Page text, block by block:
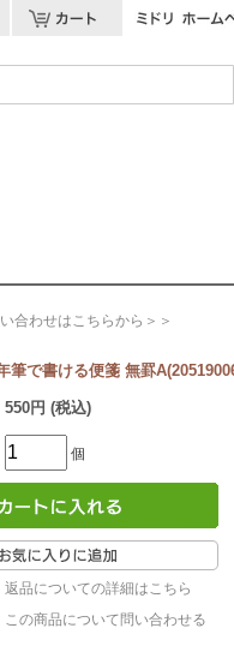
合わせはこちらから＞＞
筆で書ける便箋 無罫
550円 (税込)
個
返品についての詳細はこちら
この商品について問い合わせる